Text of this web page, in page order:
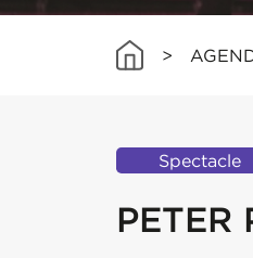
>
Spectacle
PETER